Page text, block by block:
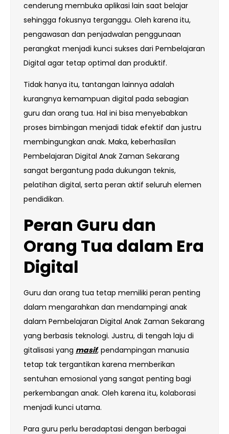
cenderung membuka aplikasi lain saat belajar
sehingga fokusnya terganggu. Oleh karena itu,
pengawasan dan penjadwalan penggunaan
perangkat menjadi kunci sukses dari Pembelajaran
Digital agar tetap optimal dan produktif.
Tidak hanya itu, tantangan lainnya adalah
kurangnya kemampuan digital pada sebagian
guru dan orang tua. Hal ini bisa menyebabkan
proses bimbingan menjadi tidak efektif dan justru
membingungkan anak. Maka, keberhasilan
Pembelajaran Digital Anak Zaman Sekarang
sangat bergantung pada dukungan teknis,
pelatihan digital, serta peran aktif seluruh elemen
pendidikan.
Peran Guru dan
Orang Tua dalam Era
Digital
Guru dan orang tua tetap memiliki peran penting
dalam mengarahkan dan mendampingi anak
dalam Pembelajaran Digital Anak Zaman Sekarang
yang berbasis teknologi. Justru, di tengah laju di
gitalisasi yang masif, pendampingan manusia
tetap tak tergantikan karena memberikan
sentuhan emosional yang sangat penting bagi
perkembangan anak. Oleh karena itu, kolaborasi
menjadi kunci utama.
Para guru perlu beradaptasi dengan berbagai